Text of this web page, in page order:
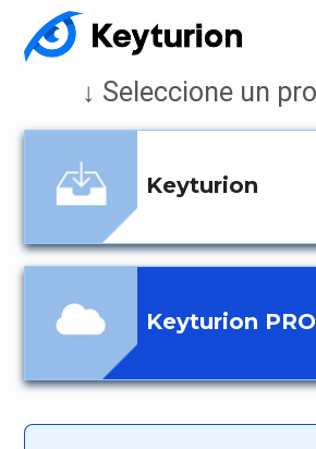
↓ Seleccione un
Keyturion
Keyturion PRO